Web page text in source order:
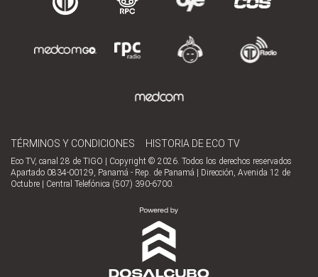
TÉRMINOS Y CONDICIONES HISTORIA DE ECO TV
Eco TV, canal 28 de TIGO | Copyright © 2026. Todos los derechos reservados
Apartado 0834-00129, Panamá - Rep. de Panamá | Dirección, Avenida 12 de
Octubre | Central Telefónica (507) 390-6700.